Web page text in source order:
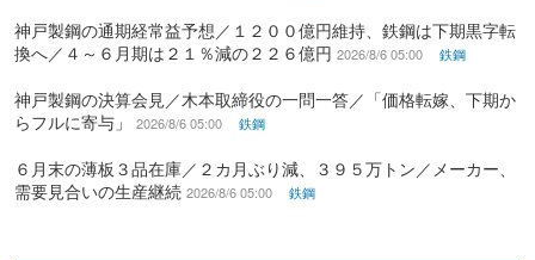
神戸製鋼の通期経常益予想／１２００億円維持、鉄鋼は下期黒字転
換へ／４～６月期は２１％減の２２６億円 2026/8/6 05:00 鉄鋼
神戸製鋼の決算会見／木本取締役の一問一答／「価格転嫁、下期か
らフルに寄与」
2026/8/6 05:00 鉄鋼
６月末の薄板３品在庫／２カ月ぶり減、３９５万トン／メーカー、
需要見合いの生産継続 2026/8/6 05:00 鉄鋼